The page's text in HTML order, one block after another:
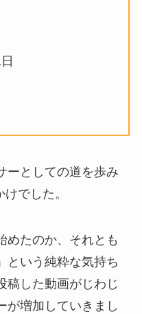
ーとしての道を歩み
でした。
めたのか、それとも
という純粋な気持ち
稿した動画がじわじ
が増加していきまし